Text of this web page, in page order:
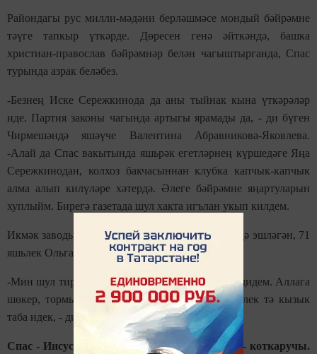
Райондагы рус милли-мәдәни берләшмәсе мондый бәйрәмне
тәүге тапкыр үткәрде. Дөресен генә әйткәндә, башка
христиан-православ бәйрәмнәр белән чагыштырганда, Спас
турында азрак беләбез.
-Безнең Иске Сережкинода да аны тыйнак кына үткәрәләр
иде. Партия законы чагында артыгы ярамады да, - ди бүген
Чирмешәндә яшәүче Валентина Абравникова-Яковлева.
-Алай да Спас вакытында яшьрәк егетләрнең күршедәге Яңа
Сережкинодан, колхоз бакчасыннан клубка капчык-капчык
алма алып килүләре хәтердә. Әлеге бәйрәмне яңартуларын
хуплыйм. Бирегә газетада шул хакта игълан укып килдем.
Икмәк заводында, колхозда, санэпидстанциядә дә эшләгән, 71
яшьлек Ольга Соснина да - бәйрәм кунагы.
-Мин шул тирәдә генә торам бит. Күреп китим дидем. Аллага
шөкер, тормыш яхшы хәзер. Авыр булса да, элек тә кызык
таба идек, - ди Ольга Николаевна.
Спас - Иисус Христосның башкача исеме, ул - коткаручы.